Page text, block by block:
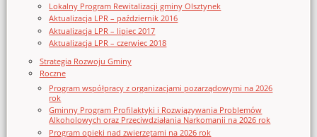
Lokalny Program Rewitalizacji gminy Olsztynek
Aktualizacja LPR – październik 2016
Aktualizacja LPR – lipiec 2017
Aktualizacja LPR – czerwiec 2018
Strategia Rozwoju Gminy
Roczne
Program współpracy z organizacjami pozarządowymi na 2026
rok
Gminny Program Profilaktyki i Rozwiązywania Problemów
Alkoholowych oraz Przeciwdziałania Narkomanii na 2026 rok
Program opieki nad zwierzętami na 2026 rok